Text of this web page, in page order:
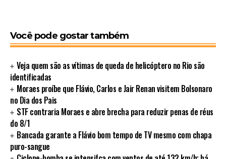
Você pode gostar também
Veja quem são as vítimas de queda de helicóptero no Rio são
identificadas
Moraes proíbe que Flávio, Carlos e Jair Renan visitem Bolsonaro
no Dia dos Pais
STF contraria Moraes e abre brecha para reduzir penas de réus
do 8/1
Bancada garante a Flávio bom tempo de TV mesmo com chapa
puro-sangue